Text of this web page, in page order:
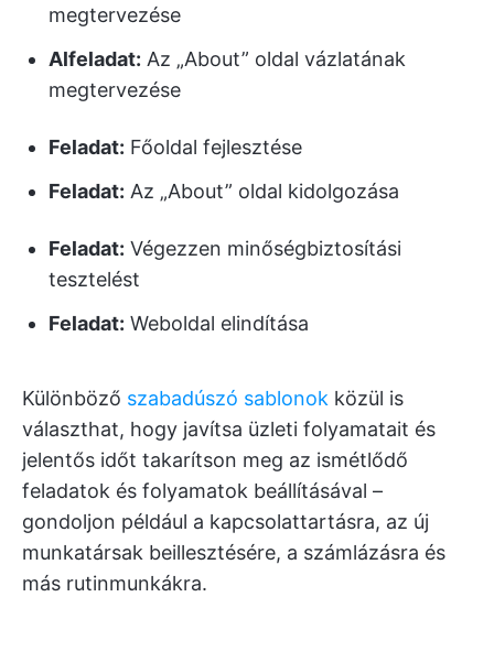
megtervezése
Alfeladat: Az „About” oldal vázlatának
megtervezése
Feladat: Főoldal fejlesztése
Feladat: Az „About” oldal kidolgozása
Feladat: Végezzen minőségbiztosítási
tesztelést
Feladat: Weboldal elindítása
Különböző szabadúszó sablonok közül is
választhat, hogy javítsa üzleti folyamatait és
jelentős időt takarítson meg az ismétlődő
feladatok és folyamatok beállításával –
gondoljon például a kapcsolattartásra, az új
munkatársak beillesztésére, a számlázásra és
más rutinmunkákra.